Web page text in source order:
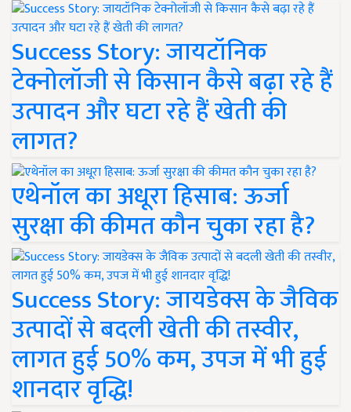
Success Story: जायटॉनिक
टेक्नोलॉजी से किसान कैसे बढ़ा रहे हैं
उत्पादन और घटा रहे हैं खेती की
लागत?
एथेनॉल का अधूरा हिसाब: ऊर्जा
सुरक्षा की कीमत कौन चुका रहा है?
Success Story: जायडेक्स के जैविक
उत्पादों से बदली खेती की तस्वीर,
लागत हुई 50% कम, उपज में भी हुई
शानदार वृद्धि!